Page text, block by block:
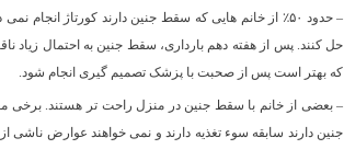
– حدود ۵۰٪ از خانم هایی که سقط جنین دارند کورتاژ
حل کنند. پس از هفته دهم بارداری، سقط جنین به احتمال زیاد
که بهتر است پس از صحبت با پزشک تصمیم گیری انجام شود.
– بعضی از خانم با سقط جنین در منزل راحت تر هستند. برخی
جنین دارند سابقه سوء تغذیه دارند و نمی خواهند عوارض